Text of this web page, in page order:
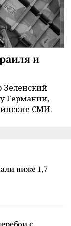
и
Зеленский
Германии,
СМИ.
ниже 1,7
с